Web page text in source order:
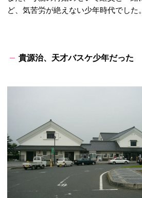
ど、気苦労が絶えない少年時代でした。
貴源治、天才バスケ少年だった